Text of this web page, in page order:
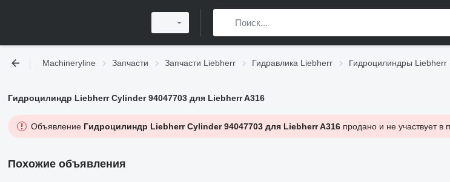
Machineryline Запчасти Запчасти Liebherr Гидравлика Liebherr Гидроцилиндры Liebherr
Гидроцилиндр Liebherr Cylinder 94047703 для Liebherr A316
Объявление Гидроцилиндр Liebherr Cylinder 94047703 для Liebherr A316продано и не участвует в
Похожие объявления